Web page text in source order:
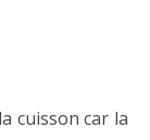
cuisson car la